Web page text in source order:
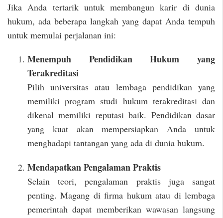
Jika Anda tertarik untuk membangun karir di dunia
hukum, ada beberapa langkah yang dapat Anda tempuh
untuk memulai perjalanan ini:
Menempuh Pendidikan Hukum yang
Terakreditasi
Pilih universitas atau lembaga pendidikan yang
memiliki program studi hukum terakreditasi dan
dikenal memiliki reputasi baik. Pendidikan dasar
yang kuat akan mempersiapkan Anda untuk
menghadapi tantangan yang ada di dunia hukum.
Mendapatkan Pengalaman Praktis
Selain teori, pengalaman praktis juga sangat
penting. Magang di firma hukum atau di lembaga
pemerintah dapat memberikan wawasan langsung